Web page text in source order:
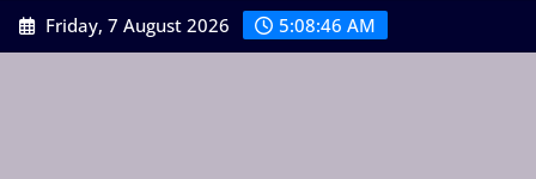
Skip
to
Friday, 7 August 2026 5:08:46 AM